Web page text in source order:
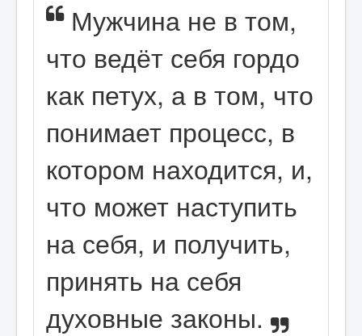
Поиск
Мужчина не в том,
что ведёт себя гордо
как петух, а в том, что
понимает процесс, в
котором находится, и,
что может наступить
на себя, и получить,
принять на себя
духовные законы.